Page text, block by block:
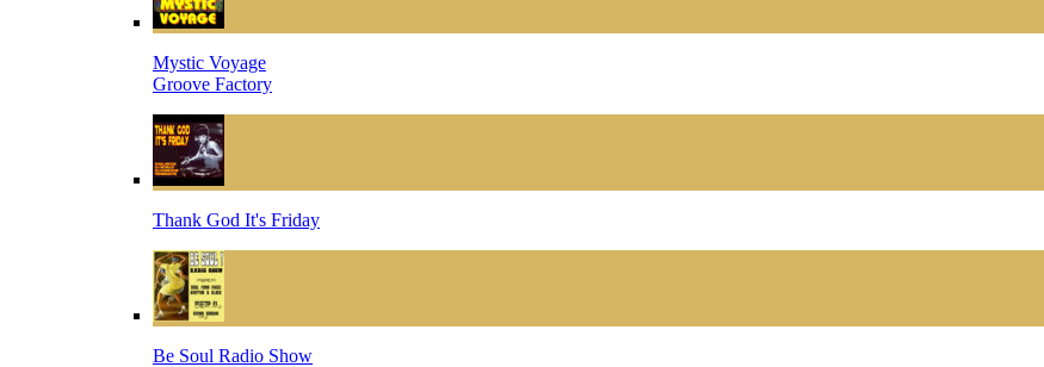
Mystic Voyage
Groove Factory
Thank God It's Friday
Be Soul Radio Show